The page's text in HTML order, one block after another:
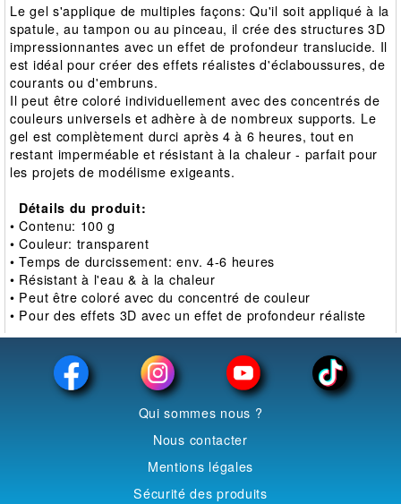
Le gel s'applique de multiples façons: Qu'il soit appliqué à la
spatule, au tampon ou au pinceau, il crée des structures 3D
impressionnantes avec un effet de profondeur translucide. Il
est idéal pour créer des effets réalistes d'éclaboussures, de
courants ou d'embruns.
Il peut être coloré individuellement avec des concentrés de
couleurs universels et adhère à de nombreux supports. Le
gel est complètement durci après 4 à 6 heures, tout en
restant imperméable et résistant à la chaleur - parfait pour
les projets de modélisme exigeants.
Détails du produit:
• Contenu: 100 g
• Couleur: transparent
• Temps de durcissement: env. 4-6 heures
• Résistant à l'eau & à la chaleur
• Peut être coloré avec du concentré de couleur
• Pour des effets 3D avec un effet de profondeur réaliste
Qui sommes nous ?
Nous contacter
Mentions légales
Sécurité des produits